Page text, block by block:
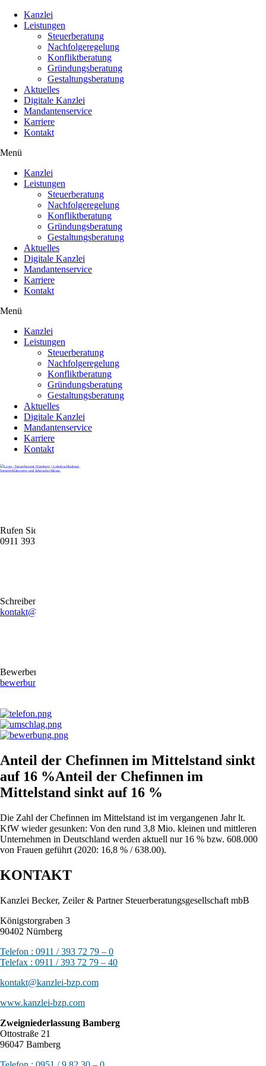
Kanzlei
Leistungen
Steuerberatung
Nachfolgeregelung
Konfliktberatung
Gründungsberatung
Gestaltungsberatung
Aktuelles
Digitale Kanzlei
Mandantenservice
Karriere
Kontakt
Menü
Kanzlei
Leistungen
Steuerberatung
Nachfolgeregelung
Konfliktberatung
Gründungsberatung
Gestaltungsberatung
Aktuelles
Digitale Kanzlei
Mandantenservice
Karriere
Kontakt
Menü
Kanzlei
Leistungen
Steuerberatung
Nachfolgeregelung
Konfliktberatung
Gründungsberatung
Gestaltungsberatung
Aktuelles
Digitale Kanzlei
Mandantenservice
Karriere
Kontakt
Rufen Sie uns gerne an
0911 39372790
Schreiben Sie uns gerne eine E-Mail
kontakt@stb-becker-zeiler.de
Bewerben Sie sich online oder per E-Mail
bewerbung@stb-becker-zeiler.de
Anteil der Chefinnen im Mittelstand sinkt
auf 16 %Anteil der Chefinnen im
Mittelstand sinkt auf 16 %
Die Zahl der Chefinnen im Mittelstand ist im vergangenen Jahr lt.
KfW wieder gesunken: Von den rund 3,8 Mio. kleinen und mittleren
Unternehmen in Deutschland werden aktuell nur 16 % bzw. 608.000
von Frauen geführt (2020: 16,8 % / 638.00).
KONTAKT
Kanzlei Becker, Zeiler & Partner Steuerberatungsgesellschaft mbB
Königstorgraben 3
90402 Nürnberg
Telefon : 0911 / 393 72 79 – 0
Telefax : 0911 / 393 72 79 – 40
kontakt@kanzlei-bzp.com
www.kanzlei-bzp.com
Zweigniederlassung Bamberg
Ottostraße 21
96047 Bamberg